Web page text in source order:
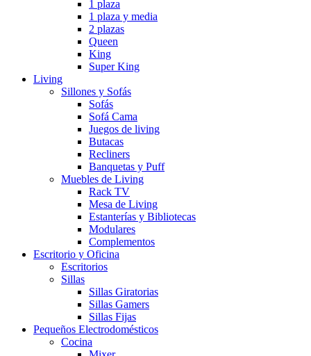
1 plaza
1 plaza y media
2 plazas
Queen
King
Super King
Living
Sillones y Sofás
Sofás
Sofá Cama
Juegos de living
Butacas
Recliners
Banquetas y Puff
Muebles de Living
Rack TV
Mesa de Living
Estanterías y Bibliotecas
Modulares
Complementos
Escritorio y Oficina
Escritorios
Sillas
Sillas Giratorias
Sillas Gamers
Sillas Fijas
Pequeños Electrodomésticos
Cocina